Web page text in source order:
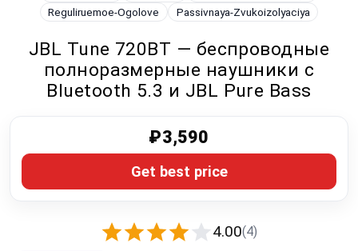
Search
Price Drops
Categories
Global Price Tracker
Reguliruemoe-Ogolove
Passivnaya-Zvukoizolyaciya
JBL Tune 720BT — беспроводные
полноразмерные наушники с
Bluetooth 5.3 и JBL Pure Bass
4.00(4)
₽3,590
Get best price